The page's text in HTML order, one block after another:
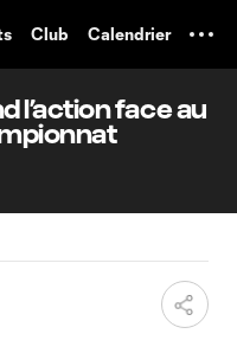
Club Calendrier
l’action face au